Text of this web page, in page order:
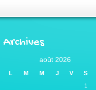
Archives
août 2026
L M M J V S
1